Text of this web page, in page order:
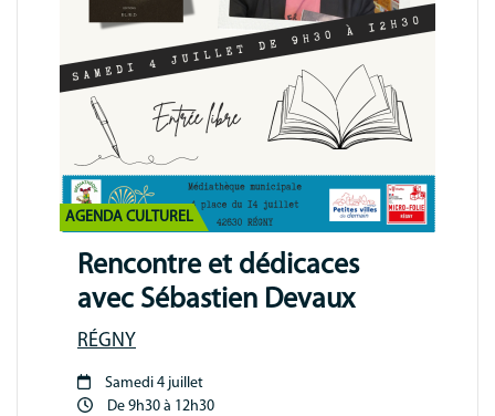
Communication
MNL
AGENDA CULTUREL
Rencontre et dédicaces
avec Sébastien Devaux
RÉGNY
Période
Samedi 4 juillet
De 9h30 à 12h30